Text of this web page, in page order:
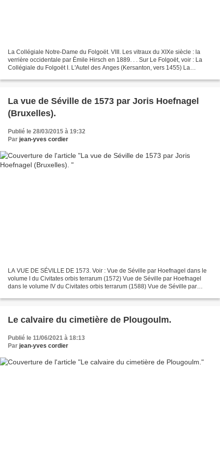
La Collégiale Notre-Dame du Folgoët. VIII. Les vitraux du XIXe siècle : la
verrière occidentale par Émile Hirsch en 1889. . . Sur Le Folgoët, voir : La
Collégiale du Folgoët I. L'Autel des Anges (Kersanton, vers 1455) La
La vue de Séville de 1573 par Joris Hoefnagel
(Bruxelles).
Publié le 28/03/2015 à 19:32
Par jean-yves cordier
LA VUE DE SÉVILLE DE 1573. Voir : Vue de Séville par Hoefnagel dans le
volume I du Civitates orbis terrarum (1572) Vue de Séville par Hoefnagel
dans le volume IV du Civitates orbis terrarum (1588) Vue de Séville par
Le calvaire du cimetière de Plougoulm.
Publié le 11/06/2021 à 18:13
Par jean-yves cordier